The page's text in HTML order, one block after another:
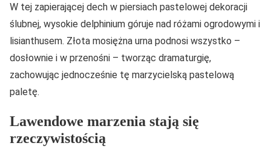
W tej zapierającej dech w piersiach pastelowej dekoracji
ślubnej, wysokie delphinium góruje nad różami ogrodowymi i
lisianthusem. Złota mosiężna urna podnosi wszystko –
dosłownie i w przenośni – tworząc dramaturgię,
zachowując jednocześnie tę marzycielską pastelową
paletę.
Lawendowe marzenia stają się
rzeczywistością